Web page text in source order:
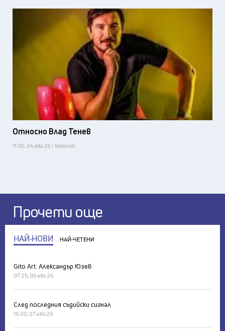
Относно Влад Тенев
11:50, 04 авг 26 / Idealisti
Прочети още
НАЙ-НОВИ НАЙ-ЧЕТЕНИ
Gito Art: Александър Юзев
07:25, 09 авг 26
След последния съдийски сигнал
15:00, 07 авг 26